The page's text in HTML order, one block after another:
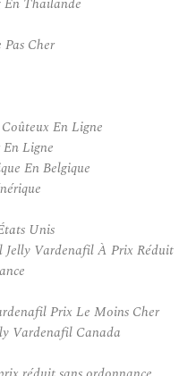
Cher
En Ligne
Ligne
En Belgique
Unis
Vardenafil À Prix Réduit
Prix Le Moins Cher
Vardenafil Canada